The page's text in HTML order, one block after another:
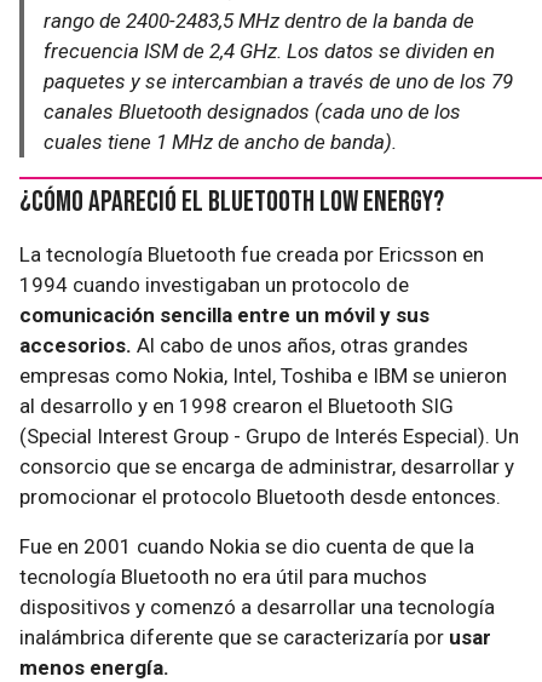
rango de 2400-2483,5 MHz dentro de la banda de
frecuencia ISM de 2,4 GHz. Los datos se dividen en
paquetes y se intercambian a través de uno de los 79
canales Bluetooth designados (cada uno de los
cuales tiene 1 MHz de ancho de banda).
¿Cómo apareció el Bluetooth Low Energy?
La tecnología Bluetooth fue creada por Ericsson en
1994 cuando investigaban un protocolo de
comunicación sencilla entre un móvil y sus
accesorios. Al cabo de unos años, otras grandes
empresas como Nokia, Intel, Toshiba e IBM se unieron
al desarrollo y en 1998 crearon el Bluetooth SIG
(Special Interest Group - Grupo de Interés Especial). Un
consorcio que se encarga de administrar, desarrollar y
promocionar el protocolo Bluetooth desde entonces.
Fue en 2001 cuando Nokia se dio cuenta de que la
tecnología Bluetooth no era útil para muchos
dispositivos y comenzó a desarrollar una tecnología
inalámbrica diferente que se caracterizaría por usar
menos energía.